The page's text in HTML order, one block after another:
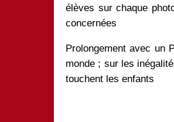
élèves sur chaque
concernées
Prolongement avec un
monde ; sur les
touchent les enfants